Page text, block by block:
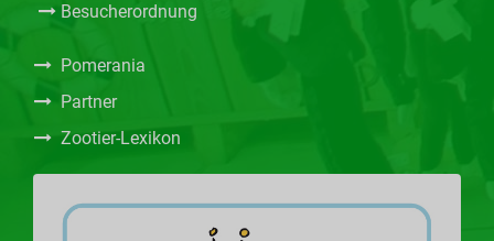
Besucherordnung
Pomerania
Partner
Zootier-Lexikon